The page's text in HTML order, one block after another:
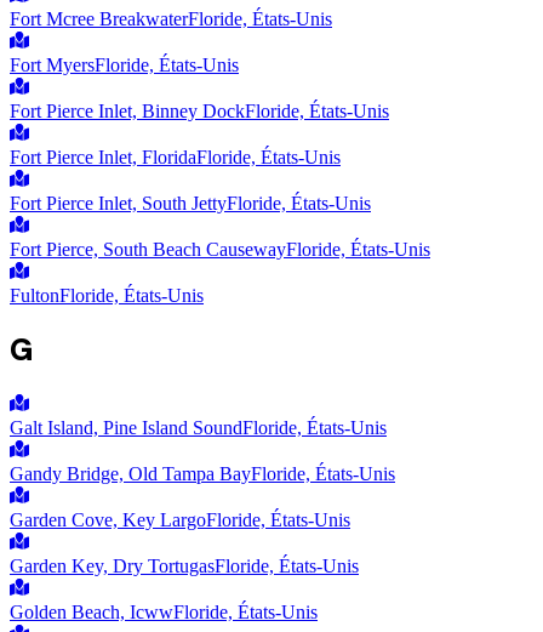
Fort Mcree BreakwaterFloride, États-Unis
Fort MyersFloride, États-Unis
Fort Pierce Inlet, Binney DockFloride, États-Unis
Fort Pierce Inlet, FloridaFloride, États-Unis
Fort Pierce Inlet, South JettyFloride, États-Unis
Fort Pierce, South Beach CausewayFloride, États-Unis
FultonFloride, États-Unis
G
Galt Island, Pine Island SoundFloride, États-Unis
Gandy Bridge, Old Tampa BayFloride, États-Unis
Garden Cove, Key LargoFloride, États-Unis
Garden Key, Dry TortugasFloride, États-Unis
Golden Beach, IcwwFloride, États-Unis